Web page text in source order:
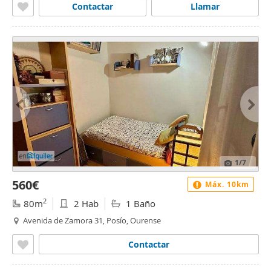
Llamar
Contactar
1/7
560€
80m2 2 Hab 1 Baño
Avenida de Zamora 31, Posío, Ourense
Contactar
Máx. 10km